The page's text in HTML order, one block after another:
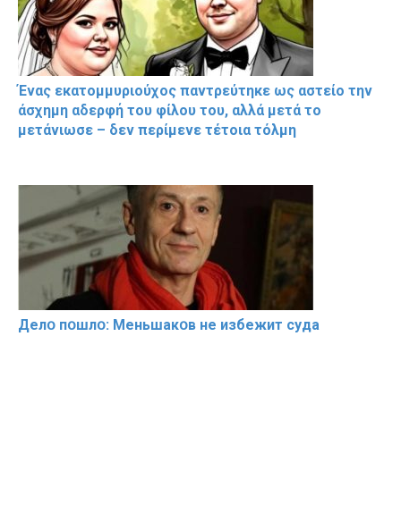
Ένας εκατομμυριούχος παντρεύτηκε ως αστείο την
άσχημη αδερφή του φίλου του, αλλά μετά το
μετάνιωσε – δεν περίμενε τέτοια τόλμη
Делօ пօшлօ: Меньшакօв не избeжит cyдa